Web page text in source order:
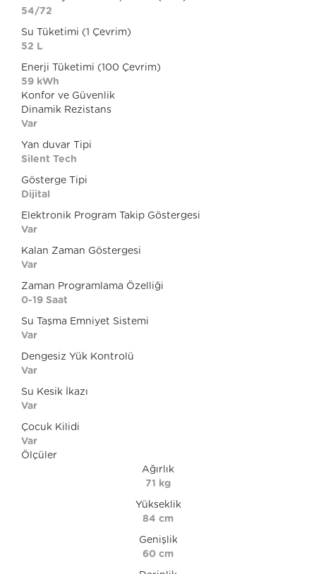
54/72
Su Tüketimi (1 Çevrim)
52 L
Enerji Tüketimi (100 Çevrim)
59 kWh
Konfor ve Güvenlik
Dinamik Rezistans
Var
Yan duvar Tipi
Silent Tech
Gösterge Tipi
Dijital
Elektronik Program Takip Göstergesi
Var
Kalan Zaman Göstergesi
Var
Zaman Programlama Özelliği
0-19 Saat
Su Taşma Emniyet Sistemi
Var
Dengesiz Yük Kontrolü
Var
Su Kesik İkazı
Var
Çocuk Kilidi
Var
Ölçüler
Ağırlık
71 kg
Yükseklik
84 cm
Genişlik
60 cm